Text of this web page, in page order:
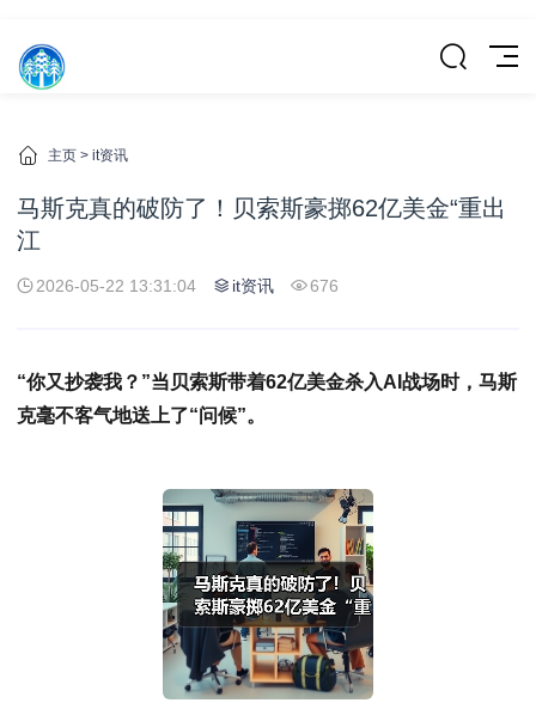
主页 > it资讯
马斯克真的破防了！贝索斯豪掷62亿美金“重出
江
2026-05-22 13:31:04 it资讯 676
“你又抄袭我？”当贝索斯带着62亿美金杀入AI战场时，马斯
克毫不客气地送上了“问候”。